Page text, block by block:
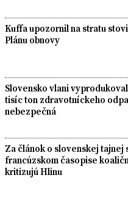
Kuffa upozornil na stratu
Plánu obnovy
Slovensko vlani
tisíc ton zdravotníckeho
nebezpečná
Za článok o slovenskej tajnej
francúzskom časopise
kritizujú Hlinu